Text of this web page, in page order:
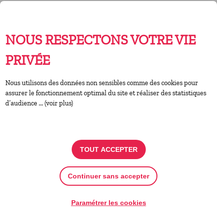
76 avenue du Bout des Landes
NOUS RESPECTONS VOTRE VIE
PRIVÉE
Nous utilisons des données non sensibles comme des cookies pour
assurer le fonctionnement optimal du site et réaliser des statistiques
d’audience ... (voir plus)
TOUT ACCEPTER
Continuer sans accepter
Paramétrer les cookies